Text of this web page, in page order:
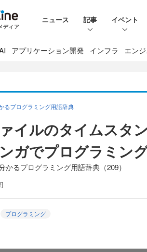
ディア
ニュース 記事 イベント
アプリケーション開発 インフラ エン
るプログラミング用語辞典
ァイルのタイムスタ
ガでプログラミン
かるプログラミング用語辞典（209）
]
プログラミング